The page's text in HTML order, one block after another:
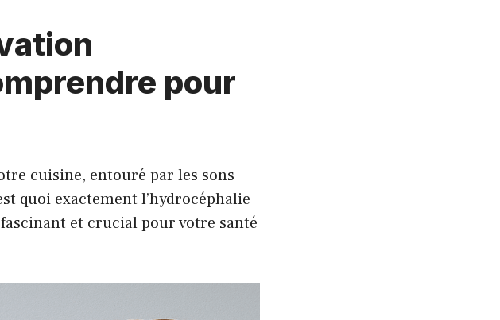
pour
cuisine, entouré par les sons
quoi exactement l’hydrocéphalie
et crucial pour votre santé